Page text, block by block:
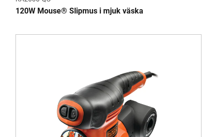
120W Mouse® Slipmus i mjuk väska